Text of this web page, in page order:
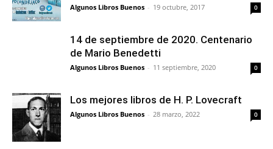
Algunos Libros Buenos - 19 octubre, 2017 0
14 de septiembre de 2020. Centenario
de Mario Benedetti
Algunos Libros Buenos - 11 septiembre, 2020 0
Los mejores libros de H. P. Lovecraft
Algunos Libros Buenos - 28 marzo, 2022 0